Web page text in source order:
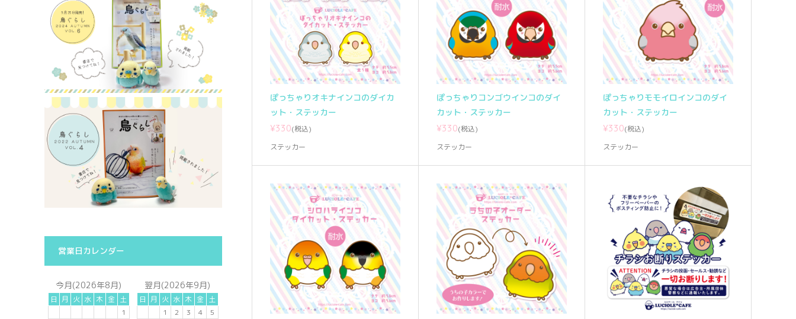
ぽっちゃりオキナインコのダイカ
ット・ステッカー
¥330(税込)
ステッカー
ぽっちゃりコンゴウインコのダイ
カット・ステッカー
¥330(税込)
ステッカー
ぽっちゃりモモイロインコのダイ
カット・ステッカー
¥330(税込)
ステッカー
営業日カレンダー
今月(2026年8月)
日 月 火 水 木 金 土
1
翌月(2026年9月)
日 月 火 水 木 金 土
1
2 3 4
5